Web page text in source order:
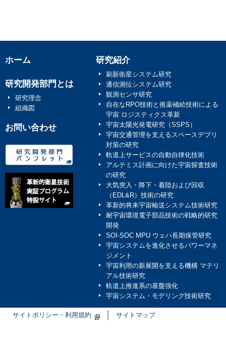
「人に聞く ～4号機に関
社（GEMINI）インタビ
2025/12/05
「人に聞く ～4号機に関
（LEOMI）インタビュー
2025/12/04
革新的衛星技術実証４
「人に聞く ～4号機に関
ホーム
研究開発部門とは
研究理念
組織図
お問い合わせ
研究紹介
刷新衛星システム研究
通信測位システム研究
観測センサ研究
自在なRPO技術と推薬補給技術による
宇宙 ロジスティクス革新
宇宙太陽光発電研究（SSPS）
宇宙交通管理を支えるスペースデブリ
対策の研究
軌道上サービスの自動自律化技術
アルテミス計画に向けた宇宙探査技術
の研究
大気突入・降下・着陸および回収
（EDL&R）技術の研究
革新的将来宇宙輸送システム技術研究
耐宇宙環境電子部品技術の戦略的研究
開発
SOI-SOC MPU ウェハ長期保管研究
宇宙システムを進化させるパワーマネ
ジメント
宇宙利用の新展開を支える機構 マテリ
アル技術研究
軌道上推進系の基盤強化
宇宙システム・モデリング技術研究
サイトポリシー・利用規約 サイトマップ